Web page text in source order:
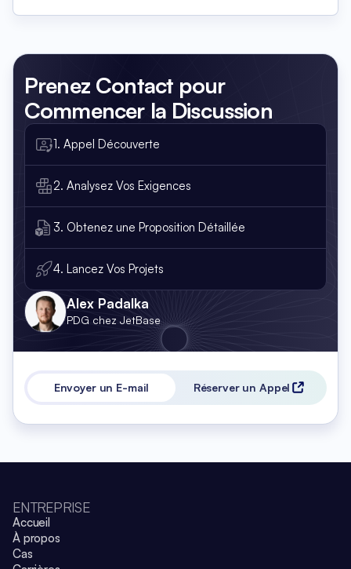
Prenez Contact pour
Commencer la Discussion
1. Appel Découverte
2. Analysez Vos Exigences
3. Obtenez une Proposition Détaillée
4. Lancez Vos Projets
Alex Padalka
PDG chez JetBase
Envoyer un E-mail Réserver un Appel
ENTREPRISE
Accueil
À propos
Cas